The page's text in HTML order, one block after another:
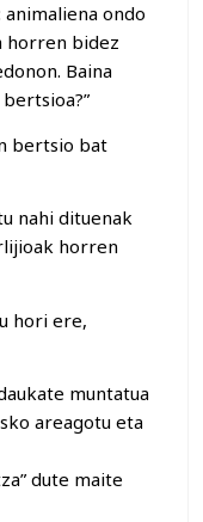
ondo
horren bidez
Baina
bertsio bat
nahi dituenak
horren
hori ere,
muntatua
areagotu eta
dute maite